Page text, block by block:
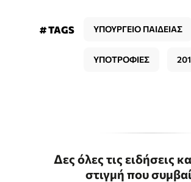
# TAGS ΥΠΟΥΡΓΕΙΟ ΠΑΙΔΕΙΑΣ
ΥΠΟΤΡΟΦΙΕΣ
Δες όλες τις ειδήσεις
στιγμή που